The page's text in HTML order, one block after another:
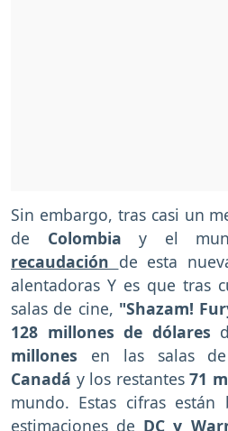
Sin embargo, tras casi un
de Colombiay el
recaudación de esta
alentadoras Y es que tras
salas de cine, "Shazam!
128 millones de dólares
millones en las salas
Canadá y los restantes71
mundo. Estas cifras
estimaciones de DC y